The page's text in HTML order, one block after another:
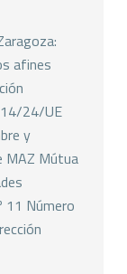
afines
24/UE
y
MAZ Mútua
11 Número